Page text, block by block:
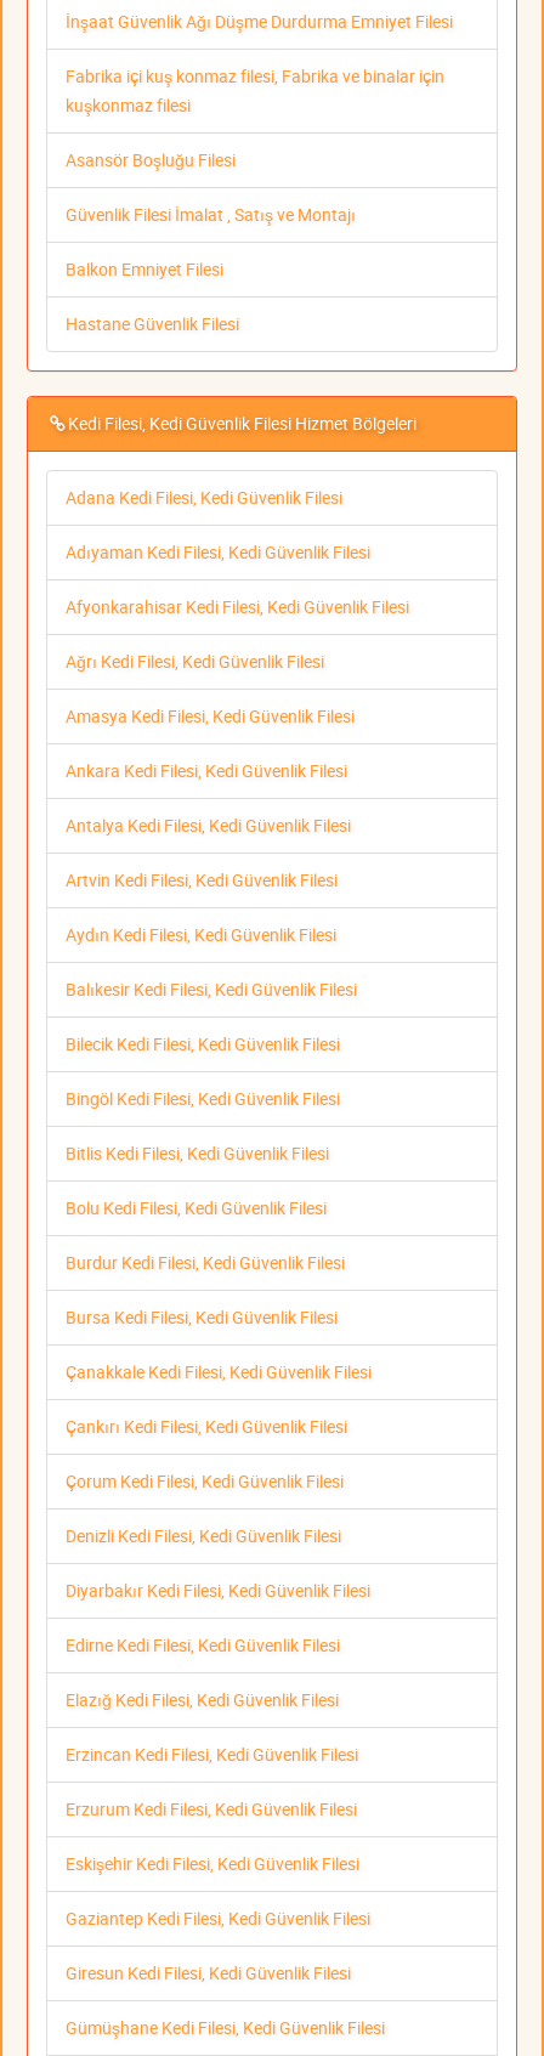
İnşaat Güvenlik Ağı Düşme Durdurma Emniyet Filesi
Fabrika içi kuş konmaz filesi, Fabrika ve binalar için
kuşkonmaz filesi
Asansör Boşluğu Filesi
Güvenlik Filesi İmalat , Satış ve Montajı
Balkon Emniyet Filesi
Hastane Güvenlik Filesi
Kedi Filesi, Kedi Güvenlik Filesi Hizmet Bölgeleri
Adana Kedi Filesi, Kedi Güvenlik Filesi
Adıyaman Kedi Filesi, Kedi Güvenlik Filesi
Afyonkarahisar Kedi Filesi, Kedi Güvenlik Filesi
Ağrı Kedi Filesi, Kedi Güvenlik Filesi
Amasya Kedi Filesi, Kedi Güvenlik Filesi
Ankara Kedi Filesi, Kedi Güvenlik Filesi
Antalya Kedi Filesi, Kedi Güvenlik Filesi
Artvin Kedi Filesi, Kedi Güvenlik Filesi
Aydın Kedi Filesi, Kedi Güvenlik Filesi
Balıkesir Kedi Filesi, Kedi Güvenlik Filesi
Bilecik Kedi Filesi, Kedi Güvenlik Filesi
Bingöl Kedi Filesi, Kedi Güvenlik Filesi
Bitlis Kedi Filesi, Kedi Güvenlik Filesi
Bolu Kedi Filesi, Kedi Güvenlik Filesi
Burdur Kedi Filesi, Kedi Güvenlik Filesi
Bursa Kedi Filesi, Kedi Güvenlik Filesi
Çanakkale Kedi Filesi, Kedi Güvenlik Filesi
Çankırı Kedi Filesi, Kedi Güvenlik Filesi
Çorum Kedi Filesi, Kedi Güvenlik Filesi
Denizli Kedi Filesi, Kedi Güvenlik Filesi
Diyarbakır Kedi Filesi, Kedi Güvenlik Filesi
Edirne Kedi Filesi, Kedi Güvenlik Filesi
Elazığ Kedi Filesi, Kedi Güvenlik Filesi
Erzincan Kedi Filesi, Kedi Güvenlik Filesi
Erzurum Kedi Filesi, Kedi Güvenlik Filesi
Eskişehir Kedi Filesi, Kedi Güvenlik Filesi
Gaziantep Kedi Filesi, Kedi Güvenlik Filesi
Giresun Kedi Filesi, Kedi Güvenlik Filesi
Gümüşhane Kedi Filesi, Kedi Güvenlik Filesi